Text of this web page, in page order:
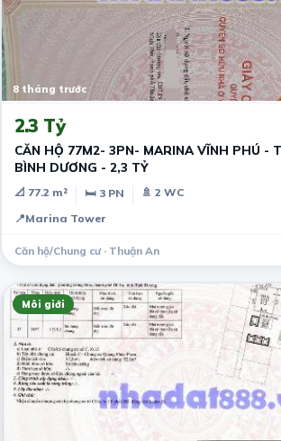
8 tháng trước
2.3 Tỷ
CĂN HỘ 77M2- 3PN- MARINA VĨNH PHÚ -
BÌNH DƯƠNG - 2,3 TỶ
📐 77.2 m² 🛏 3 PN
🚿 2 WC
📍Marina Tower
Căn hộ/Chung cư · Thuận An
Môi giới